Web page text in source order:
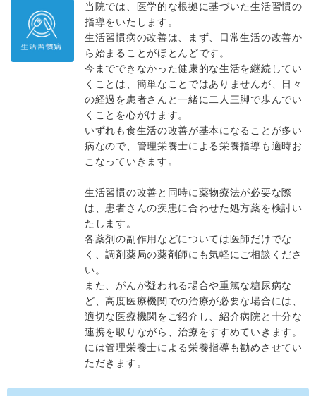
当院では、医学的な根拠に基づいた生活習慣の
指導をいたします。
生活習慣病の改善は、まず、日常生活の改善か
ら始まることがほとんどです。
今までできなかった健康的な生活を継続してい
くことは、簡単なことではありませんが、日々
の経過を患者さんと一緒に二人三脚で歩んでい
くことを心がけます。
いずれも食生活の改善が基本になることが多い
病なので、管理栄養士による栄養指導も適時お
こなっていきます。
生活習慣の改善と同時に薬物療法が必要な際
は、患者さんの疾患に合わせた処方薬を検討い
たします。
各薬剤の副作用などについては医師だけでな
く、調剤薬局の薬剤師にも気軽にご相談くださ
い。
また、がんが疑われる場合や重篤な糖尿病な
ど、高度医療機関での治療が必要な場合には、
適切な医療機関をご紹介し、紹介病院と十分な
連携を取りながら、治療をすすめていきます。
には管理栄養士による栄養指導も勧めさせてい
ただきます。